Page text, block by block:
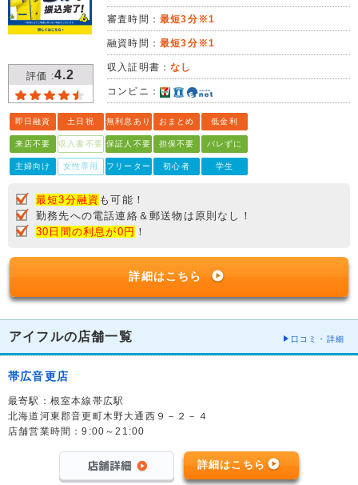
評価 :4.2
審査時間： 最短3分※1
融資時間： 最短3分※1
収入証明書：なし
コンビニ：
即日融資 土日祝 無利息あり おまとめ 低金利
来店不要 収入書不要 保証人不要 担保不要 バレずに
主婦向け 女性専用 フリーター 初心者 学生
最短3分融資 も可能！
勤務先への電話連絡＆郵送物は原則なし！
30日間の利息が0円 ！
詳細はこちら
アイフルの店舗一覧 口コミ・詳細
帯広音更店
最寄駅：根室本線帯広駅
北海道河東郡音更町木野大通西９－２－４
店舗営業時間：9:00～21:00
詳細はこちら